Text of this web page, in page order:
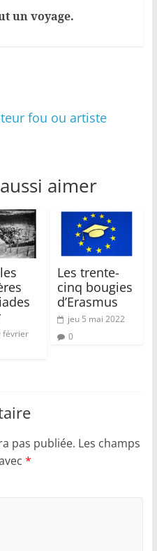
un voyage.
fou ou artiste
aimer
février
Les trente-
cinq bougies
d’Erasmus
jeu 5 mai 2022
0
pas publiée. Les champs
*